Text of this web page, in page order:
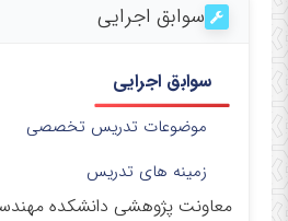
سوابق اجرایی
سوابق اجرایی
موضوعات تدریس تخصصی
زمینه های تدریس
معاونت پژوهشی دانشکده